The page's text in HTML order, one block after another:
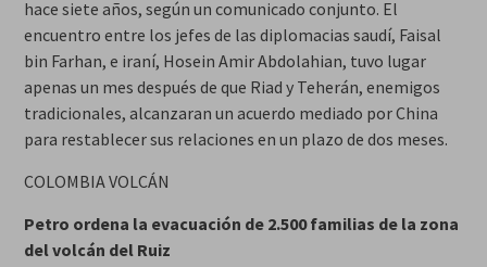
hace siete años, según un comunicado conjunto. El
encuentro entre los jefes de las diplomacias saudí, Faisal
bin Farhan, e iraní, Hosein Amir Abdolahian, tuvo lugar
apenas un mes después de que Riad y Teherán, enemigos
tradicionales, alcanzaran un acuerdo mediado por China
para restablecer sus relaciones en un plazo de dos meses.
COLOMBIA VOLCÁN
Petro ordena la evacuación de 2.500 familias de la zona
del volcán del Ruiz